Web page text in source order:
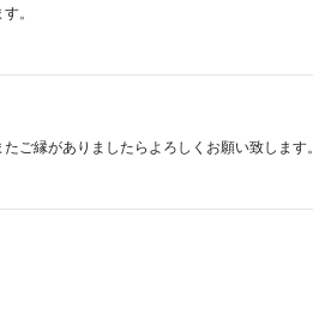
。
ご縁がありましたらよろしくお願い致します。